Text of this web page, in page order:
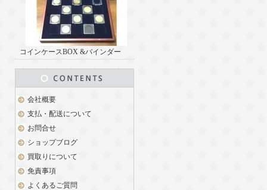
コインケースBOX &バインダー
会社概要
支払・配送について
お問合せ
ショップブログ
買取りについて
免責事項
よくあるご質問